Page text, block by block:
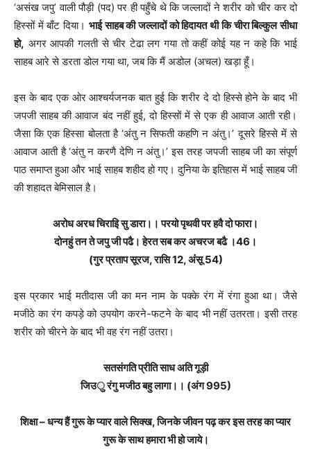
‘असंख जपु’ वाली पौड़ी (पद) पर ही पहुँचे थे कि जल्लादों ने शरीर को चीर कर दो
हिस्सों में बाँट दिया। भाई साहब की जल्लादों को हिदायत थी कि चीरा बिल्कुल सीधा
हो, अगर आपकी गलती से चीर टेढा लग गया तो कहीं कोई यह न कहे कि भाई
साहब आरे से डरता डोल गया था, जब कि मैं अडोल (अचल) खड़ा हूँ।
इस के बाद एक ओर आश्चर्यजनक बात हुई कि शरीर दे दो हिस्से होने के बाद भी
जपजी साहब की आवाज बंद नहीं हुई, दो हिस्सों में से एक ही आवाज आती रही।
जैसा कि एक हिस्सा बोलता है ‘अंतु न सिफती कहणि न अंतु।’ दूसरे हिस्से में से
आवाज आती है ‘अंतु न करणै देणि न अंतु।’ इस तरह जपजी साहब जी का संपूर्ण
पाठ समाप्त हुआ और भाई साहब शहीद हो गए। दुनिया के इतिहास में भाई साहब जी
की शहादत बेमिसाल है।
अरोध अरध चिराइि सु डारा।। परयो पृथवी पर हवै दो फारा।
दोनहुं तन ते जपु जी पढै। हेरत सब कर अचरज बढै ।46।
(गुर प्रताप सूरज, रासि 12, अंंसू 54)
इस प्रकार भाई मतीदास जी का मन नाम के पक्के रंग में रंगा हुआ था। जैसे
मजीठे का रंग कपड़े को उपयोग करने-फटने के बाद भी नहीं उतरता। इसी तरह
शरीर को चीरने के बाद भी वह रंग नहीं उतरा।
सतसंगति प्रीति साध अति गूड़ी
जिउु रंगु मजीठ बहु लागा।। (अंग 995)
शिक्षा – धन्य हैं गुरू के प्यार वाले सिक्ख, जिनके जीवन पढ़ कर इस तरह का प्यार
गुरू के साथ हमारा भी हो जाये।